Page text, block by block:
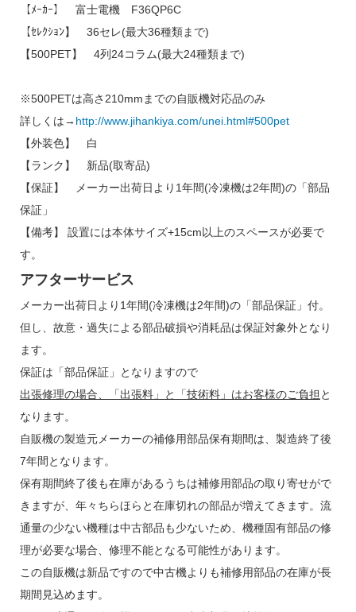
【ﾒｰｶｰ】 富士電機 F36QP6C
【ｾﾚｸｼｮﾝ】 36セレ(最大36種類まで)
【500PET】 4列24コラム(最大24種類まで)
※500PETは高さ210mmまでの自販機対応品のみ
詳しくは→ http://www.jihankiya.com/unei.html#500pet
【外装色】 白
【ランク】 新品(取寄品)
【保証】 メーカー出荷日より1年間(冷凍機は2年間)の「部品
保証」
【備考】 設置には本体サイズ+15cm以上のスペースが必要で
す。
アフターサービス
メーカー出荷日より1年間(冷凍機は2年間)の「部品保証」付。
但し、故意・過失による部品破損や消耗品は保証対象外となり
ます。
保証は「部品保証」となりますので
出張修理の場合、「出張料」と「技術料」はお客様のご負担 と
なります。
自販機の製造元メーカーの補修用部品保有期間は、製造終了後
7年間となります。
保有期間終了後も在庫があるうちは補修用部品の取り寄せがで
きますが、年々ちらほらと在庫切れの部品が増えてきます。流
通量の少ない機種は中古部品も少ないため、機種固有部品の修
理が必要な場合、修理不能となる可能性があります。
この自販機は新品ですので中古機よりも補修用部品の在庫が長
期間見込めます。